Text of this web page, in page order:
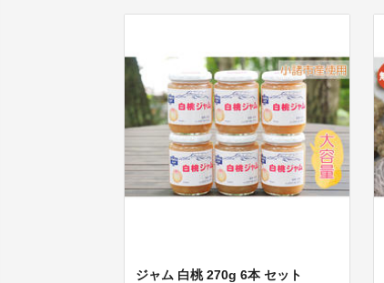
ジャム 白桃 270g 6本 セット